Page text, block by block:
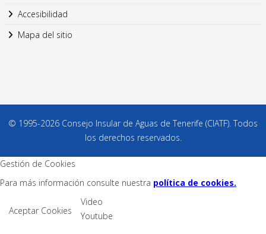
Accesibilidad
Mapa del sitio
© 1995-2026 Consejo Insular de Aguas de Tenerife (CIATF). Todos
los derechos reservados.
Gestión de Cookies
Para más información consulte nuestra política de cookies.
Aceptar Cookies
Video
Youtube